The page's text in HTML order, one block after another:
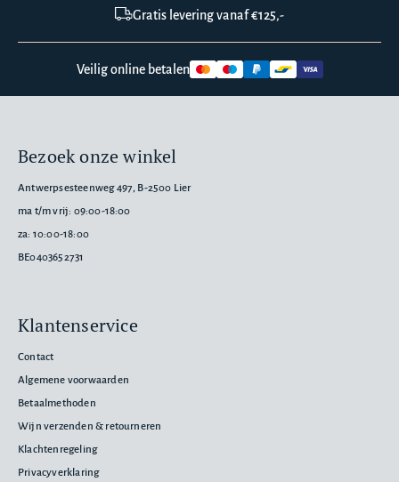
Gratis levering vanaf €125,-
Veilig online betalen
Bezoek onze winkel
Antwerpsesteenweg 497, B-2500 Lier
ma t/m vrij: 09:00-18:00
za: 10:00-18:00
BE0403652731
Klantenservice
Contact
Algemene voorwaarden
Betaalmethoden
Wijn verzenden & retourneren
Klachtenregeling
Privacyverklaring